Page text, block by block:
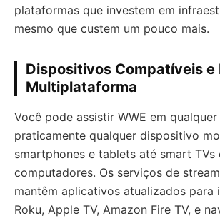
plataformas que investem em
mesmo que custem um pouco mais.
Dispositivos Compatíveis e
Multiplataforma
Você pode assistir WWE em
praticamente qualquer dispositivo
smartphones e tablets até smart TVs
computadores. Os serviços de
mantêm aplicativos atualizados para
Roku, Apple TV, Amazon Fire TV, e